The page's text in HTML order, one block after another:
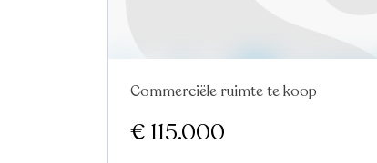
Nieuw
Commerciële ruimte te koop
€ 115.000